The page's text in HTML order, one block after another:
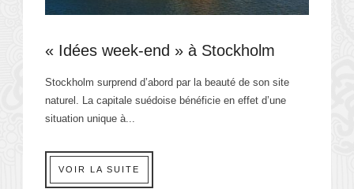
« Idées week-end » à Stockholm
Stockholm surprend d’abord par la beauté de son site
naturel. La capitale suédoise bénéficie en effet d’une
situation unique à...
VOIR LA SUITE